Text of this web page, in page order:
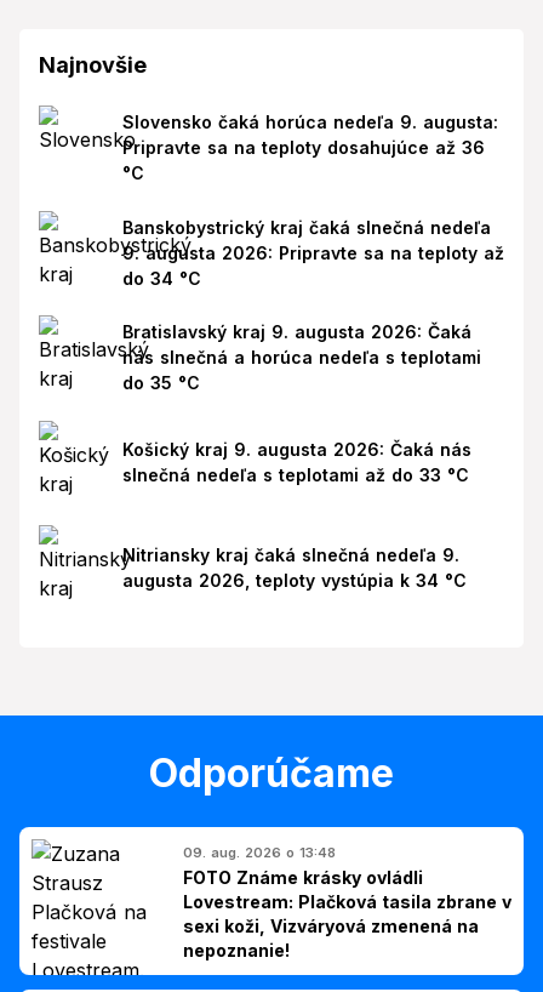
Najnovšie
Slovensko čaká horúca nedeľa 9. augusta:
Pripravte sa na teploty dosahujúce až 36
°C
Banskobystrický kraj čaká slnečná nedeľa
9. augusta 2026: Pripravte sa na teploty až
do 34 °C
Bratislavský kraj 9. augusta 2026: Čaká
nás slnečná a horúca nedeľa s teplotami
do 35 °C
Košický kraj 9. augusta 2026: Čaká nás
slnečná nedeľa s teplotami až do 33 °C
Nitriansky kraj čaká slnečná nedeľa 9.
augusta 2026, teploty vystúpia k 34 °C
Odporúčame
09. aug. 2026 o 13:48
FOTO Známe krásky ovládli
Lovestream: Plačková tasila zbrane v
sexi koži, Vizváryová zmenená na
nepoznanie!